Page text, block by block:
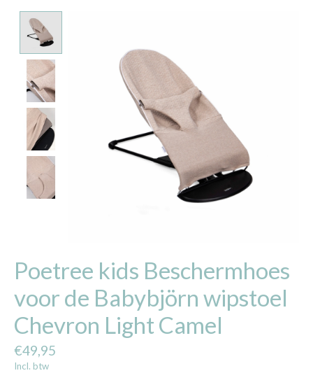
Poetree kids Beschermhoes
voor de Babybjörn wipstoel
Chevron Light Camel
€49,95
Incl. btw